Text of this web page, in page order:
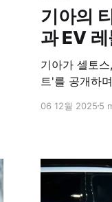
기아의
과 EV
기아가 셀토
트'를 공개하
기아의 다층
06 12월 20255